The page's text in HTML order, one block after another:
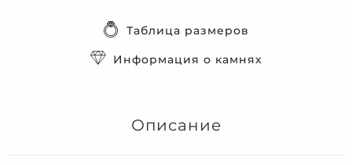
Таблица размеров
Информация о камнях
Описание